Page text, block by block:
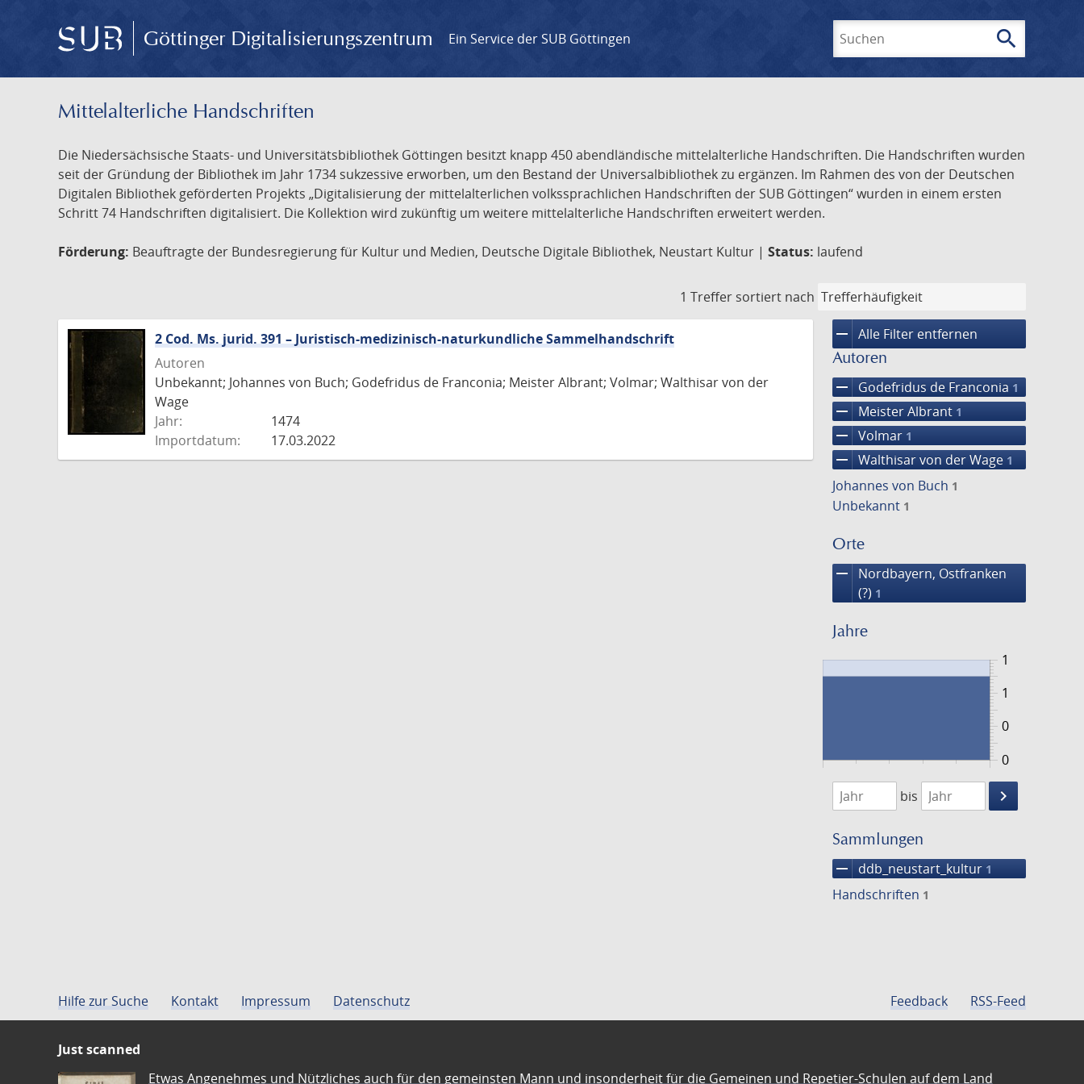
Göttinger Digitalisierungszentrum Ein Service der SUB Göttingen search
Mittelalterliche Handschriften
Die Niedersächsische Staats- und Universitätsbibliothek Göttingen besitzt knapp 450 abendländische mittelalterliche Handschriften. Die Handschriften wurden
seit der Gründung der Bibliothek im Jahr 1734 sukzessive erworben, um den Bestand der Universalbibliothek zu ergänzen. Im Rahmen des von der Deutschen
Digitalen Bibliothek geförderten Projekts „Digitalisierung der mittelalterlichen volkssprachlichen Handschriften der SUB Göttingen“ wurden in einem ersten
Schritt 74 Handschriften digitalisiert. Die Kollektion wird zukünftig um weitere mittelalterliche Handschriften erweitert werden.
Förderung: Beauftragte der Bundesregierung für Kultur und Medien, Deutsche Digitale Bibliothek, Neustart Kultur | Status: laufend
1 Treffer sortiert nach
remove Alle Filter entfernen
Autoren
remove Godefridus de Franconia 1
remove Meister Albrant 1
remove Volmar 1
remove Walthisar von der Wage 1
Johannes von Buch 1
Unbekannt 1
Orte
remove
Nordbayern, Ostfranken
(?) 1
Jahre
0
1
0
1
1474
1475
bis
keyboard_arrow_right
Suche
Sammlungen
remove ddb_neustart_kultur 1
Handschriften 1
2 Cod. Ms. jurid. 391 – Juristisch-medizinisch-naturkundliche Sammelhandschrift
Autoren
Unbekannt; Johannes von Buch; Godefridus de Franconia; Meister Albrant; Volmar; Walthisar von der
Wage
Jahr:
1474
Importdatum:
17.03.2022
Hilfe zur Suche Kontakt Impressum Datenschutz Feedback RSS-Feed
Just scanned
Etwas Angenehmes und Nützliches auch für den gemeinsten Mann und insonderheit für die Gemeinen und Repetier-Schulen auf dem Land